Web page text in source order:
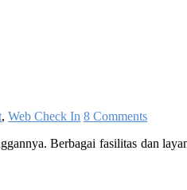
, Web Check In 8 Comments
Berbagai fasilitas dan